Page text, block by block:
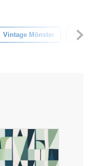
Vintage Mönster Mynta